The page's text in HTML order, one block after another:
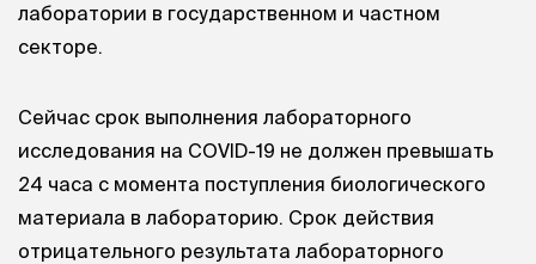
лаборатории в государственном и частном
секторе.
Сейчас срок выполнения лабораторного
исследования на COVID-19 не должен превышать
24 часа с момента поступления биологического
материала в лабораторию. Срок действия
отрицательного результата лабораторного